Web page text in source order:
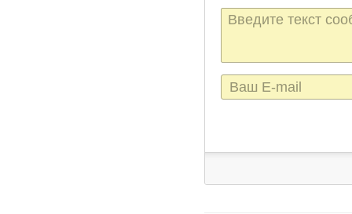
Текст
сообщения
E-
mail